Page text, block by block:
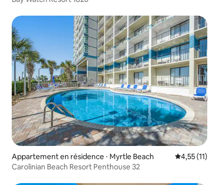
Appartement en résidence ⋅ Myrtle Beach Évaluation
4,55 (11)
Carolinian Beach Resort Penthouse 32